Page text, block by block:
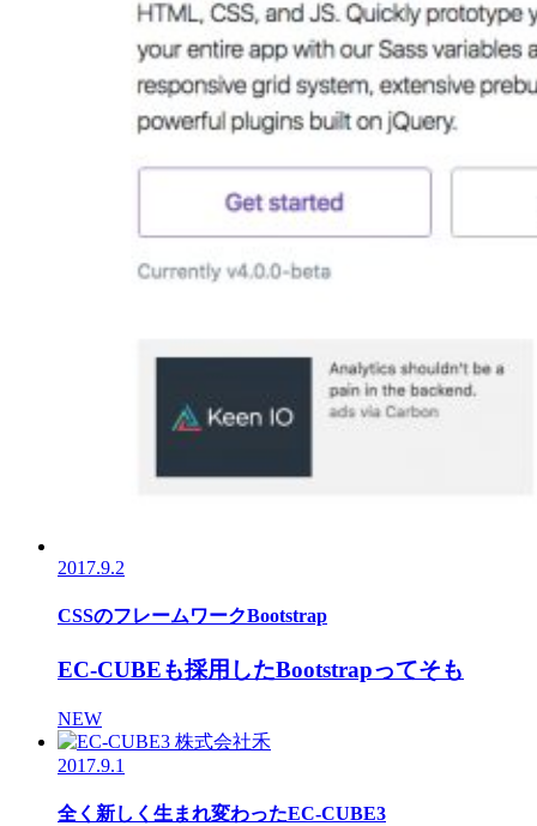
2017.9.2
CSSのフレームワークBootstrap
EC-CUBEも採用したBootstrapってそも
NEW
2017.9.1
全く新しく生まれ変わったEC-CUBE3